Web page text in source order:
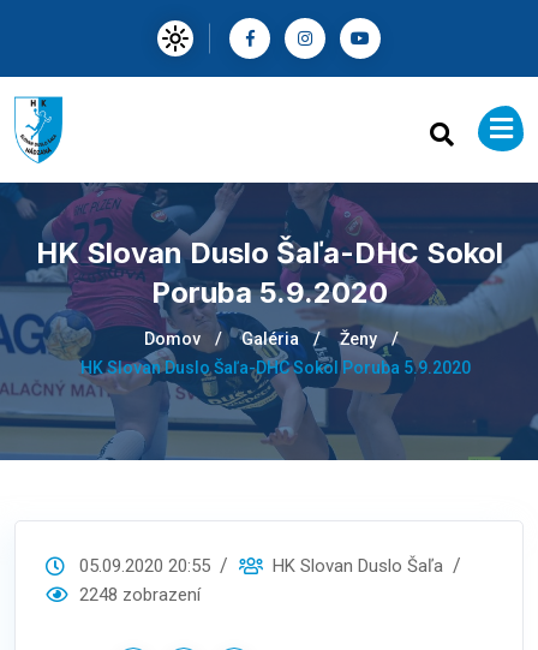
HK Slovan Duslo Šaľa-DHC Sokol
Poruba 5.9.2020
Domov Galéria
Ženy
HK Slovan Duslo Šaľa-DHC Sokol Poruba 5.9.2020
05.09.2020 20:55
HK Slovan Duslo Šaľa
2248 zobrazení